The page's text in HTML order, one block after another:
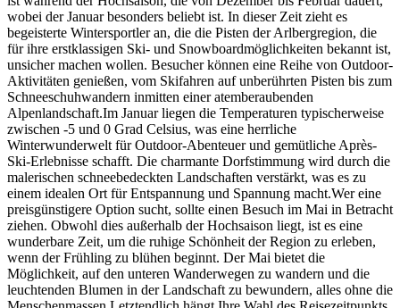
wobei der Januar besonders beliebt ist. In dieser Zeit zieht es
begeisterte Wintersportler an, die die Pisten der Arlbergregion, die
für ihre erstklassigen Ski- und Snowboardmöglichkeiten bekannt ist,
unsicher machen wollen. Besucher können eine Reihe von Outdoor-
Aktivitäten genießen, vom Skifahren auf unberührten Pisten bis zum
Schneeschuhwandern inmitten einer atemberaubenden
Alpenlandschaft.Im Januar liegen die Temperaturen typischerweise
zwischen -5 und 0 Grad Celsius, was eine herrliche
Winterwunderwelt für Outdoor-Abenteuer und gemütliche Après-
Ski-Erlebnisse schafft. Die charmante Dorfstimmung wird durch die
malerischen schneebedeckten Landschaften verstärkt, was es zu
einem idealen Ort für Entspannung und Spannung macht.Wer eine
preisgünstigere Option sucht, sollte einen Besuch im Mai in Betracht
ziehen. Obwohl dies außerhalb der Hochsaison liegt, ist es eine
wunderbare Zeit, um die ruhige Schönheit der Region zu erleben,
wenn der Frühling zu blühen beginnt. Der Mai bietet die
Möglichkeit, auf den unteren Wanderwegen zu wandern und die
leuchtenden Blumen in der Landschaft zu bewundern, alles ohne die